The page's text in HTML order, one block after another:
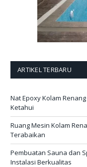
ARTIKEL TERBARU
Nat Epoxy Kolam
Ketahui
Ruang Mesin Kolam
Terabaikan
Pembuatan Sauna dan
Instalasi Berkualitas